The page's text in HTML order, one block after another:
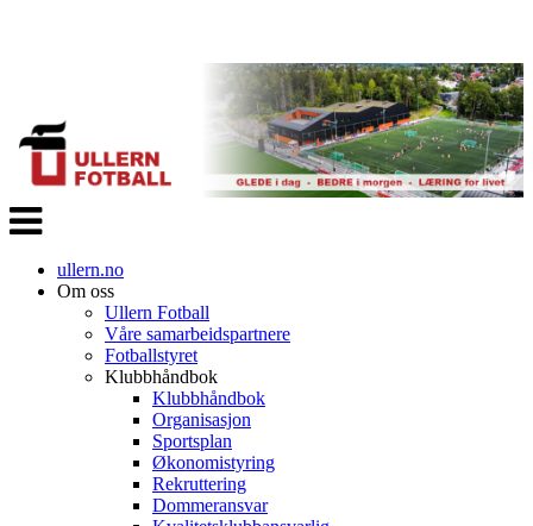
Veksle
navigasjon
ullern.no
Om oss
Ullern Fotball
Våre samarbeidspartnere
Fotballstyret
Klubbhåndbok
Klubbhåndbok
Organisasjon
Sportsplan
Økonomistyring
Rekruttering
Dommeransvar